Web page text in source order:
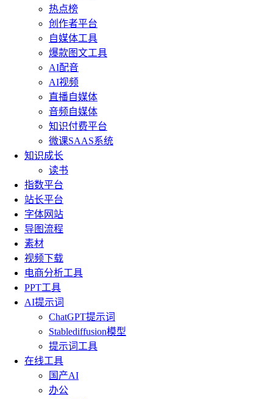
热点榜
创作者平台
自媒体工具
爆款图文工具
AI配音
AI视频
直播自媒体
音频自媒体
知识付费平台
微课SAAS系统
知识成长
读书
指数平台
站长平台
字体网站
导图流程
素材
视频下载
电商分析工具
PPT工具
AI提示词
ChatGPT提示词
Stablediffusion模型
提示词工具
在线工具
国产AI
办公